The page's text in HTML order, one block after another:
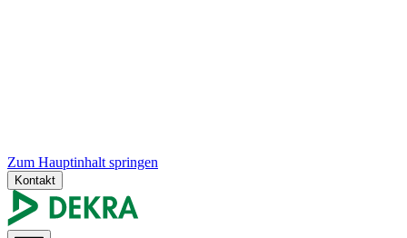
Zum Hauptinhalt springen
Kontakt